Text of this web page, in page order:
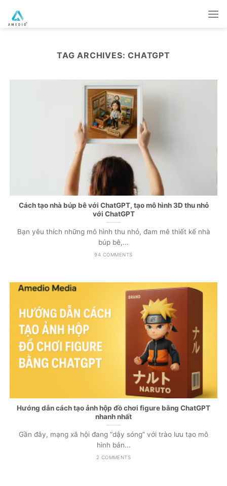
content
TAG ARCHIVES:CHATGPT
Cách tạo nhà búp bê với ChatGPT, tạo mô hình 3D thu nhỏ
với ChatGPT
Bạn yêu thích những mô hình thu nhỏ, đam mê thiết kế nhà
búp bê,...
94 COMMENTS
Hướng dẫn cách tạo ảnh hộp đồ chơi figure bằng ChatGPT
nhanh nhất
Gần đây, mạng xã hội đang “dậy sóng” với trào lưu tạo mô
hình bản...
2 COMMENTS